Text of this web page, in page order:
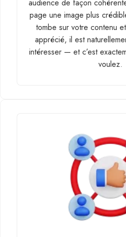
audience de façon
page une image plus
tombe sur votre contenu
apprécié, il est
intéresser — et c’est
voulez.